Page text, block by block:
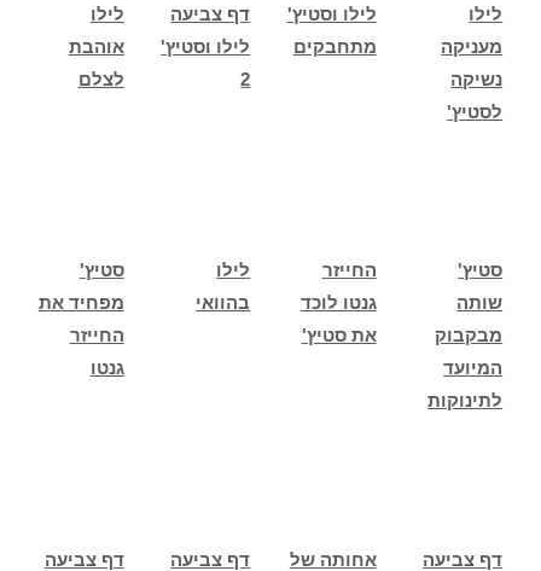
לילו
אוהבת
לצלם
דף צביעה
לילו וסטיץ'
2
לילו וסטיץ'
מתחבקים
לילו
מעניקה
נשיקה
לסטיץ'
סטיץ'
מפחיד את
החייזר
גנטו
לילו
בהוואי
החייזר
גנטו לוכד
את סטיץ'
סטיץ'
שותה
מבקבוק
המיועד
לתינוקות
דף צביעה
דף צביעה
אחותה של
דף צביעה